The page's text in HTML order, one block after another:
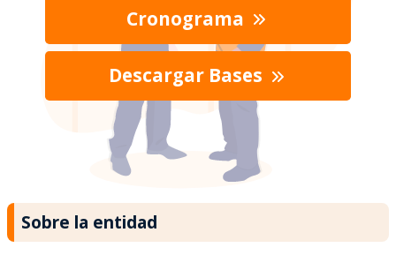
Cronograma
Descargar Bases
Sobre la entidad